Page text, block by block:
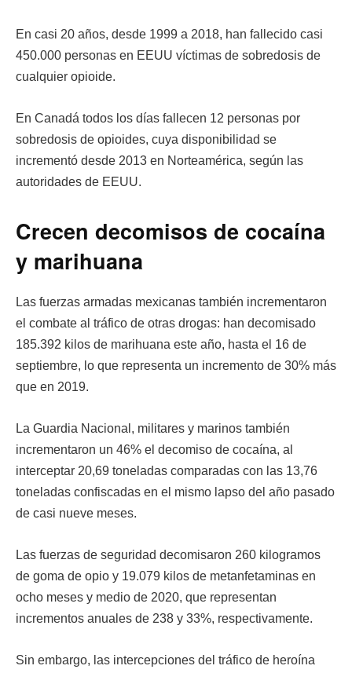
En casi 20 años, desde 1999 a 2018, han fallecido casi
450.000 personas en EEUU víctimas de sobredosis de
cualquier opioide.
En Canadá todos los días fallecen 12 personas por
sobredosis de opioides, cuya disponibilidad se
incrementó desde 2013 en Norteamérica, según las
autoridades de EEUU.
Crecen decomisos de cocaína
y marihuana
Las fuerzas armadas mexicanas también incrementaron
el combate al tráfico de otras drogas: han decomisado
185.392 kilos de marihuana este año, hasta el 16 de
septiembre, lo que representa un incremento de 30% más
que en 2019.
La Guardia Nacional, militares y marinos también
incrementaron un 46% el decomiso de cocaína, al
interceptar 20,69 toneladas comparadas con las 13,76
toneladas confiscadas en el mismo lapso del año pasado
de casi nueve meses.
Las fuerzas de seguridad decomisaron 260 kilogramos
de goma de opio y 19.079 kilos de metanfetaminas en
ocho meses y medio de 2020, que representan
incrementos anuales de 238 y 33%, respectivamente.
Sin embargo, las intercepciones del tráfico de heroína